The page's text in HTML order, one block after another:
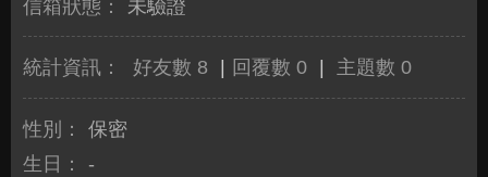
信箱狀態： 未驗證
統計資訊： 好友數 8 回覆數 0 主題數 0
性別：
保密
生日：
-